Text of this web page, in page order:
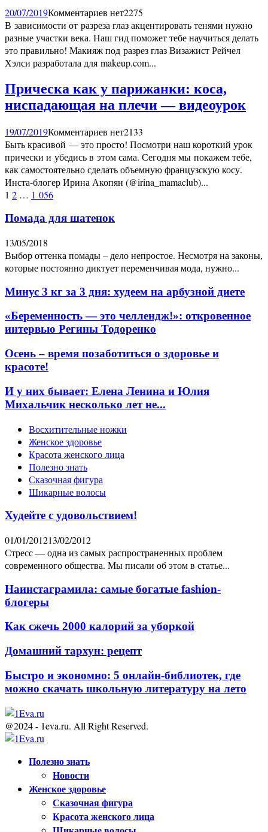
20/07/2019Комментариев нет2275
В зависимости от разреза глаз акцентировать тенями нужно
разные участки века. Наш гид поможет тебе научиться делать
это правильно! Макияж под разрез глаз Визажист Рейчел
Хэлси разработала для makeup.com...
Прическа как у парижанки: коса,
ниспадающая на плечи — видеоурок
19/07/2019Комментариев нет2133
Быть красивой — это просто! Посмотри наш короткий урок
прически и убедись в этом сама. Сегодня мы покажем тебе,
как самостоятельно сделать объемную французскую косу.
Инста-блогер Ирина Акопян (@irina_mamaclub)...
Пагинация
записей
1 2 … 1 056
Помада для шатенок
13/05/2018
Выбор оттенка помады – дело непростое. Несмотря на законы,
которые постоянно диктует переменчивая мода, нужно...
Минус 3 кг за 3 дня: худеем на арбузной диете
«Беременность — это челлендж!»: откровенное
интервью Регины Тодоренко
Осень – время позаботиться о здоровье и
красоте!
И у них бывает: Елена Ленина и Юлия
Михальчик несколько лет не...
Восхитительные ножки
Женское здоровье
Красота женского лица
Полезно знать
Сказочная фигура
Шикарные волосы
Худейте с удовольствием!
01/01/201213/02/2012
Стресс — одна из самых распространенных проблем
современного общества. Мы писали об этом в статье...
Наинстаграмила: самые богатые fashion-
блогеры
Как сжечь 2000 калорий за уборкой
Домашний тархун: рецепт
Быстро и экономно: 5 онлайн-библиотек, где
можно скачать школьную литературу на лето
@2024 - 1eva.ru. All Right Reserved.
Полезно знать
Новости
Женское здоровье
Сказочная фигура
Красота женского лица